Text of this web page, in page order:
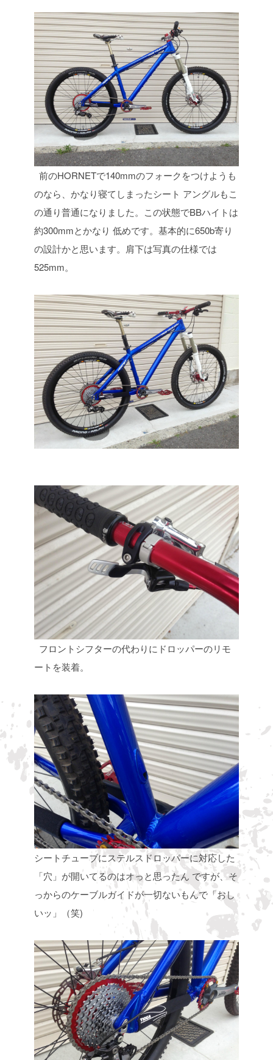
前のHORNETで140mmのフォークをつけようも
のなら、かなり寝てしまったシート アングルもこ
の通り普通になりました。この状態でBBハイトは
約300mmとかなり 低めです。基本的に650b寄り
の設計かと思います。肩下は写真の仕様では
525mm。
フロントシフターの代わりにドロッパーのリモ
ートを装着。
シートチューブにステルスドロッパーに対応した
「穴」が開いてるのはオっと思ったん ですが、そ
っからのケーブルガイドが一切ないもんで「おし
いッ」（笑)